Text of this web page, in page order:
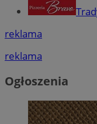
reklama
reklama
Ogłoszenia